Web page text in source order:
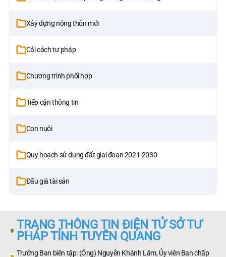
Xây dựng nông thôn mới
Cải cách tư pháp
Chương trình phối hợp
Tiếp cận thông tin
Con nuôi
Quy hoạch sử dụng đất giai đoạn 2021-2030
Đấu giá tài sản
TRANG THÔNG TIN ĐIỆN TỬ SỞ TƯ
PHÁP TỈNH TUYÊN QUANG
Trưởng Ban biên tập: (Ông) Nguyễn Khánh Lâm, Ủy viên Ban chấp